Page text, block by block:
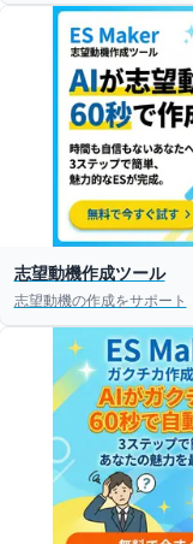
ほしい！
志望動機作成ツール
志望動機の作成をサポート